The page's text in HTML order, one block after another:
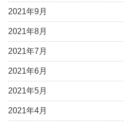
2021年9月
2021年8月
2021年7月
2021年6月
2021年5月
2021年4月